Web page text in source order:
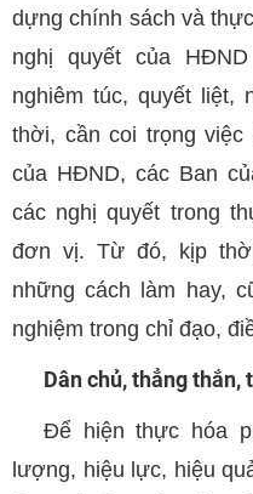
dựng chính sách và
nghị quyết của
nghiêm túc, quyết liệt,
thời, cần coi trọng
của HĐND, các Ban
các nghị quyết trong
đơn vị. Từ đó, kịp
những cách làm hay,
nghiệm trong chỉ đạo,
Dân chủ, thẳng thắn,
Để hiện thực hóa
lượng, hiệu lực, hiệu